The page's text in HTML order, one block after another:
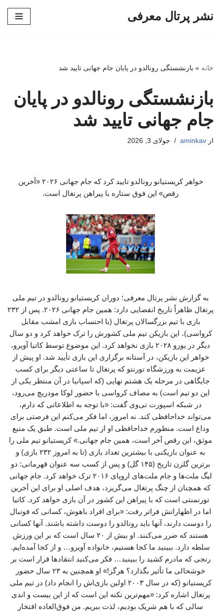
نشر پرتال معرفی
خانه » بازنشستگی رونالدو در پایان جام جهانی تایید شد
بازنشستگی رونالدو در پایان
جام جهانی تایید شد
از aminkav جولای 3, 2026
خواهر کریستیانو رونالدو تایید کرد که جام جهانی ۲۰۲۶ «آخرین
رقص» این فوق ستاره با پیراهن پرتغال است.
به گزارش نشر پرتال معرفی؛ دوران کریستیانو رونالدو در تیم ملی
پرتغال ظاهراً تاریخ انقضایی دارد: همین جام جهانی ۲۰۲۶. پس از ۲۳۲
بازی با تیم بزرگسالان پرتغال (با احتساب بازی امشب مقابل
کرواسی)، این بازیکن تیم ملی کشورش را ترک خواهد کرد و دو سال
دیگر در یورو ۲۰۲۸ بازی نخواهد کرد. این موضوع توسط کاتیا آویرو،
خواهر این بازیکن، در آستانه برگزاری این بازی تأیید شد. او پیش از
عزیمت به ورزشگاه تورنتو که پرتغال تا ساعتی دیگر برای کسب
جایگاهی در مرحله یک‌ هشتم نهایی (که اسپانیا در آن منتظر یکی از
این دو تیم است) به مصاف کرواسی با حضور لوکا مودریچ می‌رود،
در شبکه اسپورت تی‌وی گفت: «با توجه به اطلاعاتی که دارم،
می‌تواند خداحافظی کند. نه امروز، اما فکر می‌کنم این فرصتی برای
وداع است. منظورم خداحافظی او از تیم ملی است. طبق یک منبع
موثق، این رقص آخر است، همین جام جهانی.» کریستیانو تیم ملی را
به عنوان بازیکنی با بیشترین تعداد بازی (تا به امروز ۲۳۲ بازی) و
برترین گلزن تاریخ (۱۴۵ گل) و پس از کسب سه عنوان قهرمانی: دو
لیگ ملت‌ها و جام ملت‌های اروپای ۲۰۱۶ ترک خواهد کرد. جام جهانی
که همچنان از چنگ پرتغال می‌گریزد، هدف اصلی او برای این آخرین
تورنمنتی است که با پیراهن این کشور در آن بازی خواهد کرد. کاتیا
اما در اظهاراتش فراتر رفت: «برای افراد باهوش، کسانی که فوتبال
را دوست دارند، آنها باید رونالدو را دوست داشته باشند. آنها کسانی
هستند که ضرر می‌کنند. او بیش از ۲۰ سال است که بر این ورزش
سلطه دارد. ببینید ما کجا هستیم، خانواده آویرو… و از کجا آمده‌ایم.
رنجی که مادرم کشید را ببینید… فکر می‌کنید انتقادها قرار است بر
خوشحالی ما تأثیر بگذارد؟ هرگز!» او همچنین به ۲۳ سال حضور
کریستیانو (که در سال ۲۰۰۳ اولین بازی‌اش را انجام داد) در تیم ملی
پرتغال اشاره کرد: «مهم‌ترین نکته این است که از این بیست و اندی
سالی که با هم شریک بودیم، لذت ببریم. من فوق‌العاده افتخار